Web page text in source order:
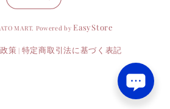
MART. Powered by EasyStore
策 特定商取引法に基づく表記